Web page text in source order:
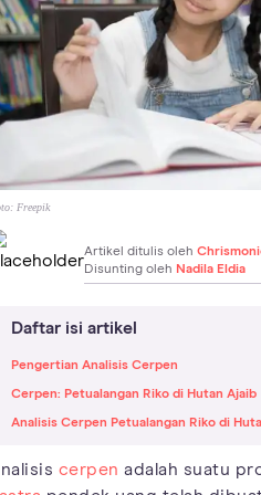
Freepik
Artikel ditulis oleh
Disunting oleh Nadila Eldia
Daftar isi artikel
Pengertian Analisis Cerpen
Cerpen: Petualangan Riko di Hutan Ajaib
Analisis Cerpen Petualangan Riko di
cerpen adalah suatu